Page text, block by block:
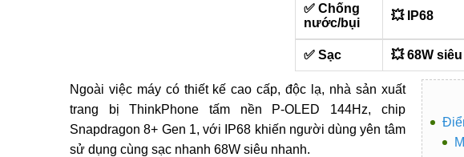
✅ Chống
nước/bụi
💥 IP68
✅ Sạc 💥 68W
Ngoài việc máy có thiết kế cao cấp, độc lạ, nhà sản xuất
trang bị ThinkPhone tấm nền P-OLED 144Hz, chip
Snapdragon 8+ Gen 1, với IP68 khiến người dùng yên tâm
sử dụng cùng sạc nhanh 68W siêu nhanh.